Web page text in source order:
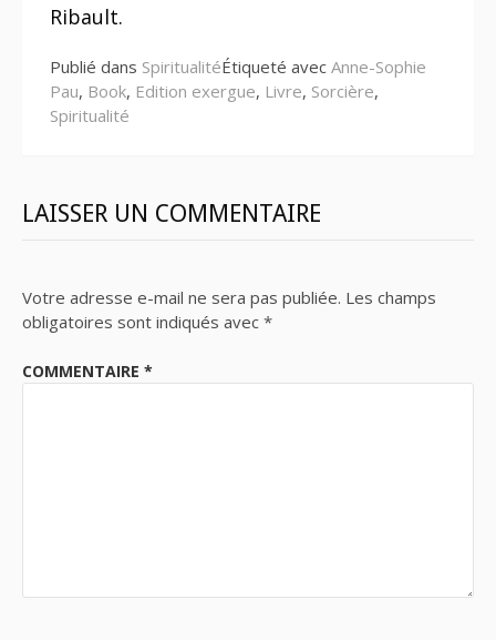
Ribault.
Publié dans SpiritualitéÉtiqueté avec Anne-Sophie
Pau, Book, Edition exergue, Livre, Sorcière,
Spiritualité
LAISSER UN COMMENTAIRE
Votre adresse e-mail ne sera pas publiée. Les champs
obligatoires sont indiqués avec *
COMMENTAIRE *